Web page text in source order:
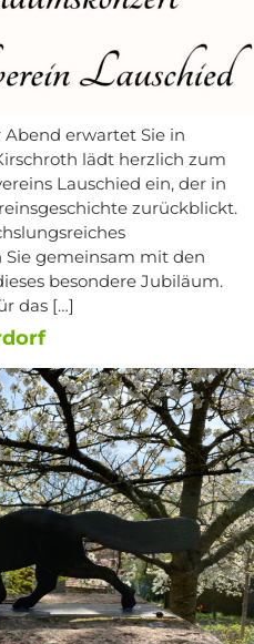
erwartet Sie in
lädt herzlich zum
Lauschied ein, der in
zurückblickt.
gemeinsam mit den
besondere Jubiläum.
das […]